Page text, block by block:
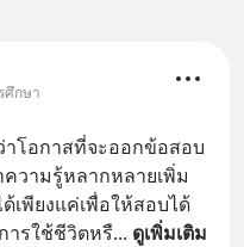
ศึกษา
าโอกาสที่จะออกข้อสอบ
วามรู้หลากหลายเพิ่ม
เพียงแค่เพื่อให้สอบได้
ารใช้ชีวิตหรื... ดูเพิ่มเติม